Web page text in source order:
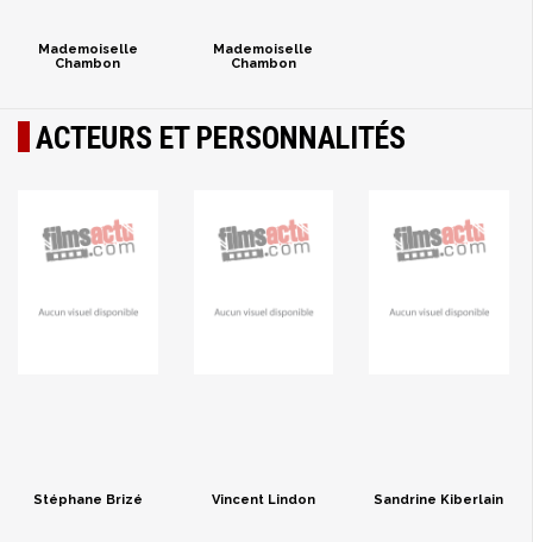
Mademoiselle
Chambon
Mademoiselle
Chambon
ACTEURS ET PERSONNALITÉS
Stéphane Brizé Vincent Lindon Sandrine Kiberlain